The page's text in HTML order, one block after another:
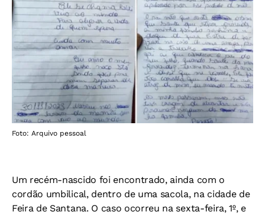
Foto: Arquivo pessoal
Um recém-nascido foi encontrado, ainda com o
cordão umbilical, dentro de uma sacola, na cidade de
Feira de Santana. O caso ocorreu na sexta-feira, 1º, e